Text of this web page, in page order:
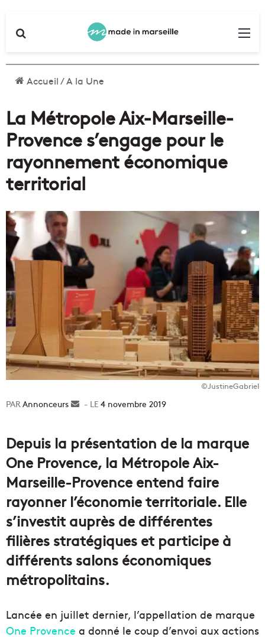
Accueil/A la Une
La Métropole Aix-Marseille-
Provence s’engage pour le
rayonnement économique
territorial
©JustineGabriel
Annonceurs
Envoyer4 novembre 2019
Depuis la présentation de la marque
One Provence, la Métropole Aix-
Marseille-Provence entend faire
rayonner l’économie territoriale. Elle
s’investit auprès de différentes
filières stratégiques et participe à
différents salons économiques
métropolitains.
Lancée en juillet dernier, l’appellation de marque
One Provence a donné le coup d’envoi aux actions